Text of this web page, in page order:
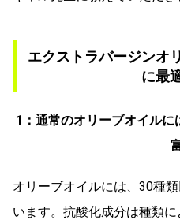
エクストラバージンオ
に最
1：通常のオリーブオイル
オリーブオイルには、30種
います。抗酸化成分は種類